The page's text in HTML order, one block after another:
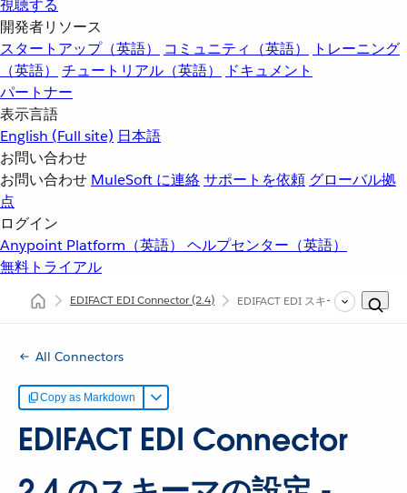
視聴する
開発者リソース
スタートアップ（英語）
コミュニティ（英語）
トレーニング
（英語）
チュートリアル（英語）
ドキュメント
パートナー
表示言語
English (Full site) 日本語
お問い合わせ
お問い合わせ MuleSoft に連絡サポートを依頼 グローバル拠
点
ログイン
Anypoint Platform（英語） ヘルプセンター（英語）
無料トライアル
EDIFACT EDI Connector(2.4) EDIFACT EDI スキーマの設定
All Connectors
Copy as Markdown
EDIFACT EDI Connector